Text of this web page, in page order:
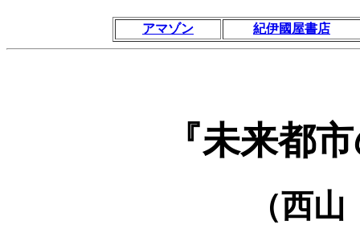
アマゾン 紀伊國屋書店
『未来都
（西